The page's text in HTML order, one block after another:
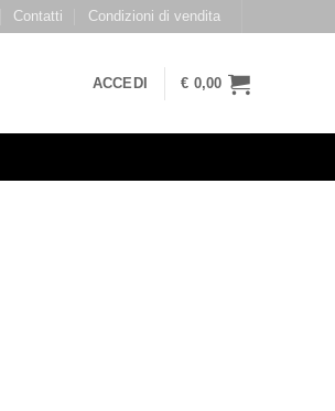
Contatti Condizioni di vendita
ACCEDI € 0,00